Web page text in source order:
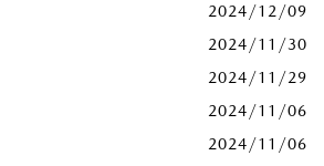
2024/12/09
2024/11/30
2024/11/29
2024/11/06
2024/11/06